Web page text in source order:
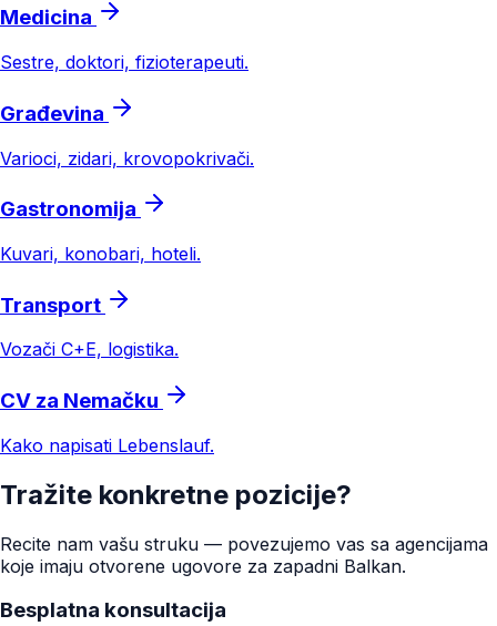
Medicina
Sestre, doktori, fizioterapeuti.
Građevina
Varioci, zidari, krovo­pokrivači.
Gastronomija
Kuvari, konobari, hoteli.
Transport
Vozači C+E, logistika.
CV za Nemačku
Kako napisati Lebenslauf.
Tražite konkretne pozicije?
Recite nam vašu struku — povezujemo vas sa agencijama
koje imaju otvorene ugovore za zapadni Balkan.
Besplatna konsultacija